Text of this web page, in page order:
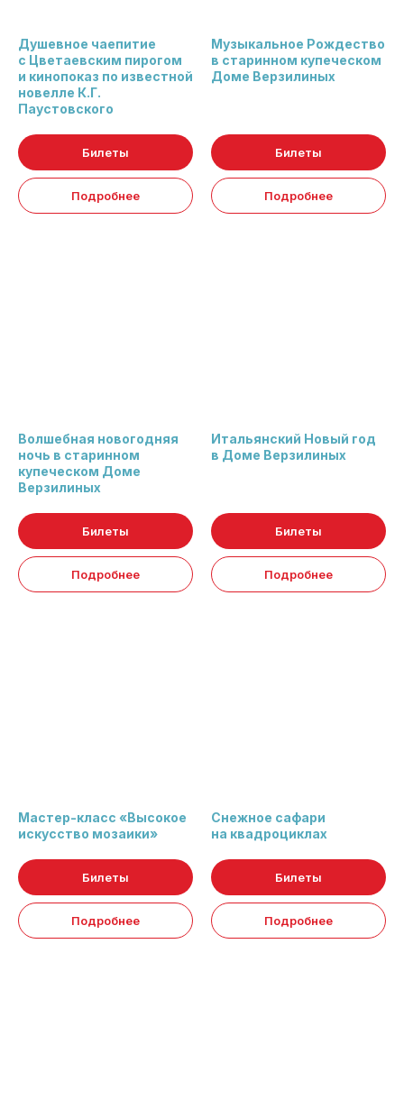
Душевное чаепитие
с Цветаевским пирогом
и кинопоказ по известной
новелле К.Г.
Паустовского
Билеты
Подробнее
Музыкальное Рождество
в старинном купеческом
Доме Верзилиных
Билеты
Подробнее
Волшебная новогодняя
ночь в старинном
купеческом Доме
Верзилиных
Билеты
Подробнее
Итальянский Новый год
в Доме Верзилиных
Билеты
Подробнее
Мастер-класс «Высокое
искусство мозаики»
Билеты
Подробнее
Снежное сафари
на квадроциклах
Билеты
Подробнее